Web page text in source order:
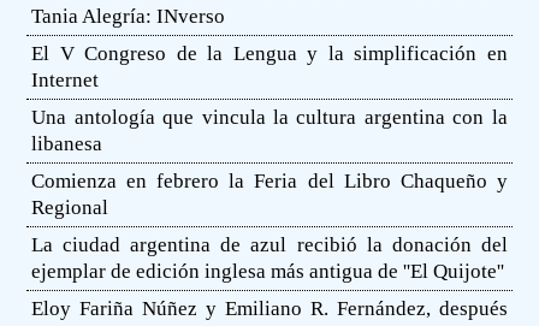
Tania Alegría: INverso
El V Congreso de la Lengua y la simplificación en
Internet
Una antología que vincula la cultura argentina con la
libanesa
Comienza en febrero la Feria del Libro Chaqueño y
Regional
La ciudad argentina de azul recibió la donación del
ejemplar de edición inglesa más antigua de ''El Quijote''
Eloy Fariña Núñez y Emiliano R. Fernández, después